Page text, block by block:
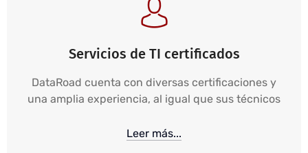
Servicios de TI certificados
DataRoad cuenta con diversas certificaciones y
una amplia experiencia, al igual que sus técnicos
Leer más...